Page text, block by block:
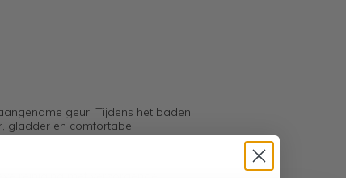
geur. Tijdens het baden
gladder en comfortabel